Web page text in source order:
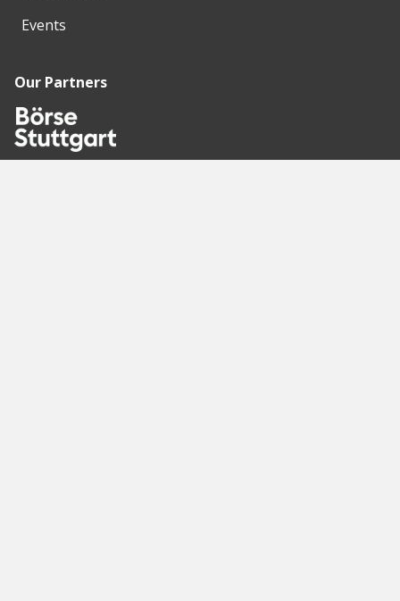
Events
Our Partners